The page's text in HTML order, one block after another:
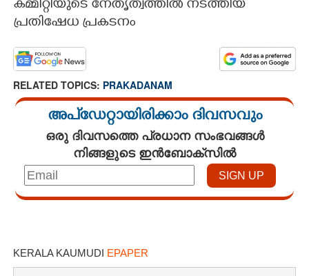
ZOOM
CONTACT US
കമ്മിറ്റിയുടെ നേതൃത്വത്തിൽ നടത്തിയ
പ്രതിഷേധ പ്രകടനം
RELATED TOPICS: PRAKADANAM
അപ്ഡേറ്റായിരിക്കാം ദിവസവും
ഒരു ദിവസത്തെ പ്രധാന സംഭവങ്ങൾ
നിങ്ങളുടെ ഇൻബോക്സിൽ
KERALA KAUMUDI EPAPER